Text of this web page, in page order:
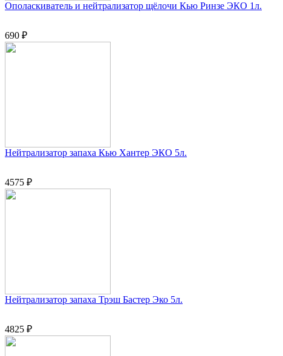
Ополаскиватель и нейтрализатор щёлочи Кью Ринзе ЭКО 1л.
690 ₽
Нейтрализатор запаха Кью Хантер ЭКО 5л.
4575 ₽
Нейтрализатор запаха Трэш Бастер Эко 5л.
4825 ₽